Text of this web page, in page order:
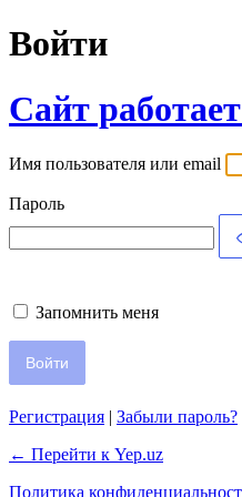
Войти
Сайт
Имя пользователя или email
Пароль
Запомнить меня
Регистрация | Забыли пароль?
← Перейти к Yep.uz
Политика